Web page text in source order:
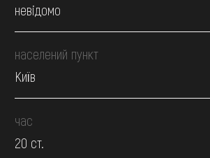
невідомо
населений пункт
Київ
час
20 ст.